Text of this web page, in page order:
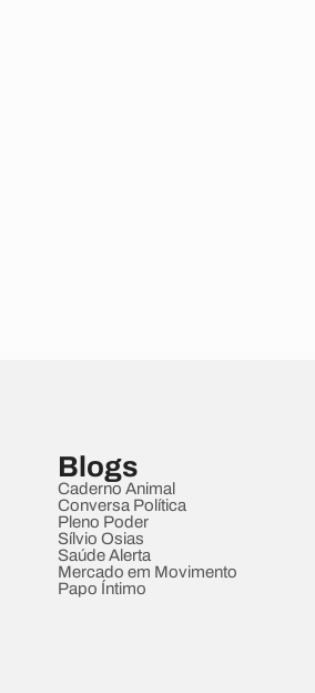
Blogs
Caderno Animal
Conversa Política
Pleno Poder
Sílvio Osias
Saúde Alerta
Mercado em Movimento
Papo Íntimo